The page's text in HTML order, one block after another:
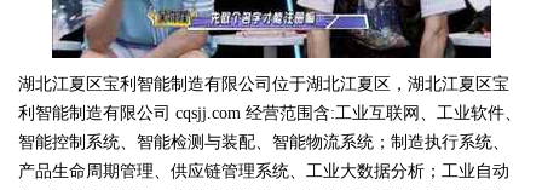
湖北江夏区宝利智能制造有限公司位于湖北江夏区，湖北江夏区宝
利智能制造有限公司 cqsjj.com 经营范围含:工业互联网、工业软件、
智能控制系统、智能检测与装配、智能物流系统；制造执行系统、
产品生命周期管理、供应链管理系统、工业大数据分析；工业自动